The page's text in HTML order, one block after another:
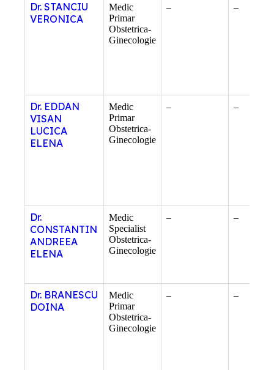
Dr. STANCIU
VERONICA
Medic
Primar
Obstetrica-
Ginecologie
– –
Dr. EDDAN
VISAN
LUCICA
ELENA
Medic
Primar
Obstetrica-
Ginecologie
– –
Dr.
CONSTANTIN
ANDREEA
ELENA
Medic
Specialist
Obstetrica-
Ginecologie
– –
Dr. BRANESCU
DOINA
Medic
Primar
Obstetrica-
Ginecologie
– –